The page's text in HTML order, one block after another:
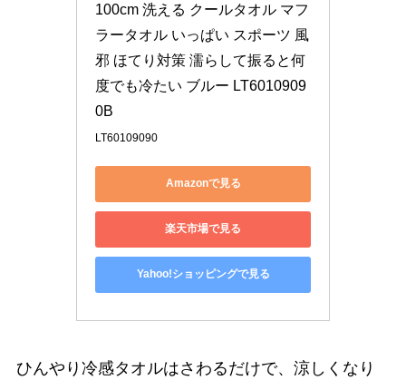
100cm 洗える クールタオル マフ
ラータオル いっぱい スポーツ 風
邪 ほてり対策 濡らして振ると何
度でも冷たい ブルー LT6010909
0B
LT60109090
Amazonで見る
楽天市場で見る
Yahoo!ショッピングで見る
ひんやり冷感タオルはさわるだけで、涼しくなり